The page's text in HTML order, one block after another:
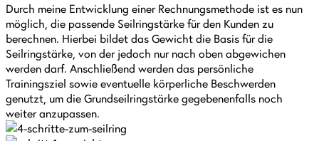
Durch meine Entwicklung einer Rechnungsmethode ist es nun
möglich, die passende Seilringstärke für den Kunden zu
berechnen. Hierbei bildet das Gewicht die Basis für die
Seilringstärke, von der jedoch nur nach oben abgewichen
werden darf. Anschließend werden das persönliche
Trainingsziel sowie eventuelle körperliche Beschwerden
genutzt, um die Grundseilringstärke gegebenenfalls noch
weiter anzupassen.